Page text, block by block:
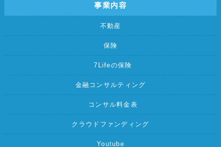
事業内容
不動産
保険
7Lifeの保険
金融コンサルティング
コンサル料金表
クラウドファンディング
Youtube